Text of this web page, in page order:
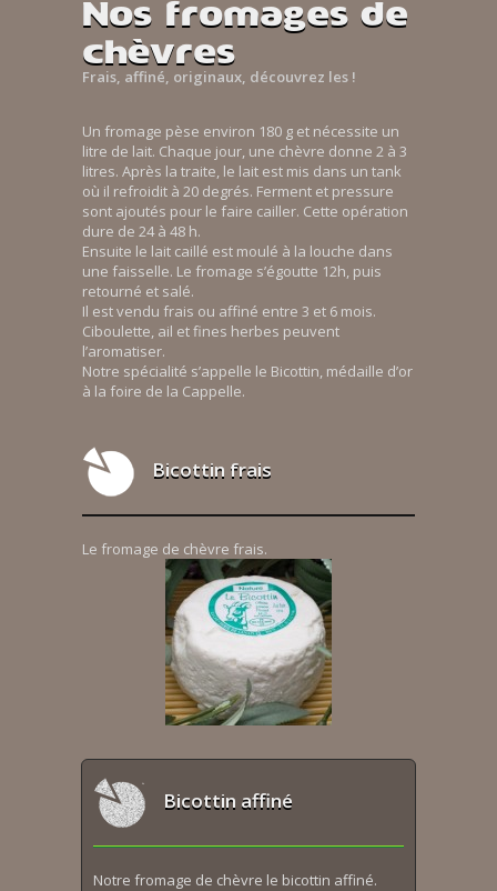
Nos fromages de
chèvres
Frais, affiné, originaux, découvrez les !
Un fromage pèse environ 180 g et nécessite un
litre de lait. Chaque jour, une chèvre donne 2 à 3
litres. Après la traite, le lait est mis dans un tank
où il refroidit à 20 degrés. Ferment et pressure
sont ajoutés pour le faire cailler. Cette opération
dure de 24 à 48 h.
Ensuite le lait caillé est moulé à la louche dans
une faisselle. Le fromage s’égoutte 12h, puis
retourné et salé.
Il est vendu frais ou affiné entre 3 et 6 mois.
Ciboulette, ail et fines herbes peuvent
l’aromatiser.
Notre spécialité s’appelle le Bicottin, médaille d’or
à la foire de la Cappelle.
Bicottin frais
Le fromage de chèvre frais.
Bicottin affiné
Notre fromage de chèvre le bicottin affiné.